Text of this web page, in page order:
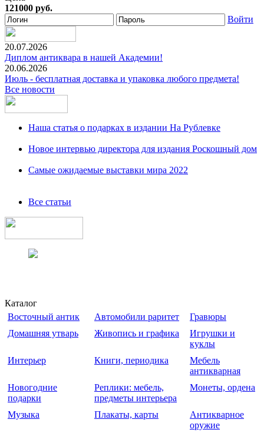
121000 руб.
Войти
20.07.2026
Диплом антиквара в нашей Академии!
20.06.2026
Июль - бесплатная доставка и упаковка любого предмета!
Все новости
Наша статья о подарках в издании На Рублевке
Новое интервью директора для издания Роскошный дом
Самые ожидаемые выставки мира 2022
Все статьи
Каталог
Восточный антик
Автомобили раритет
Гравюры
Домашняя утварь
Живопись и графика
Игрушки и
куклы
Интерьер
Книги, периодика
Мебель
антикварная
Новогодние
подарки
Реплики: мебель,
предметы интерьера
Монеты, ордена
Музыка Плакаты, карты
Антикварное
оружие